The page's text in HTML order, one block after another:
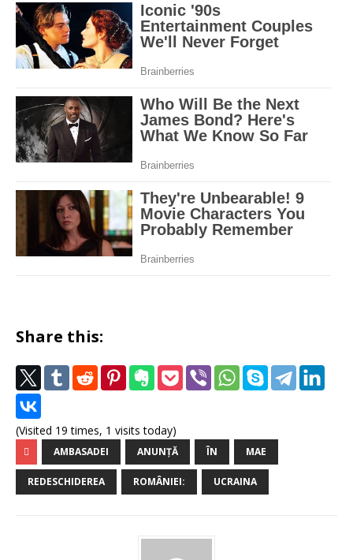
Share this:
(Visited 19 times, 1 visits today)
AMBASADEI ANUNȚĂ ÎN MAE
REDESCHIDEREA ROMÂNIEI: UCRAINA